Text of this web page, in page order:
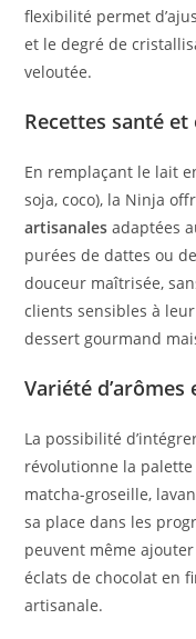
flexibilité permet
et le degré de
veloutée.
Recettes santé
En remplaçant le lait
soja, coco), la Ninja
artisanales adaptées
purées de dattes ou
douceur maîtrisée,
clients sensibles à
dessert gourmand
Variété
La possibilité
révolutionne la
matcha-groseille,
sa place dans les
peuvent même
éclats de chocolat en
artisanale.